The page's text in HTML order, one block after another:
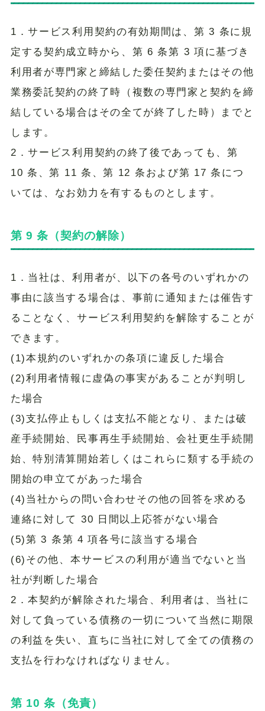
1．サービス利用契約の有効期間は、第 3 条に規
定する契約成立時から、第 6 条第 3 項に基づき
利用者が専門家と締結した委任契約またはその他
業務委託契約の終了時（複数の専門家と契約を締
結している場合はその全てが終了した時）までと
します。
2．サービス利用契約の終了後であっても、第
10 条、第 11 条、第 12 条および第 17 条につ
いては、なお効力を有するものとします。
第 9 条（契約の解除）
1．当社は、利用者が、以下の各号のいずれかの
事由に該当する場合は、事前に通知または催告す
ることなく、サービス利用契約を解除することが
できます。
(1)本規約のいずれかの条項に違反した場合
(2)利用者情報に虚偽の事実があることが判明し
た場合
(3)支払停止もしくは支払不能となり、または破
産手続開始、民事再生手続開始、会社更生手続開
始、特別清算開始若しくはこれらに類する手続の
開始の申立てがあった場合
(4)当社からの問い合わせその他の回答を求める
連絡に対して 30 日間以上応答がない場合
(5)第 3 条第 4 項各号に該当する場合
(6)その他、本サービスの利用が適当でないと当
社が判断した場合
2．本契約が解除された場合、利用者は、当社に
対して負っている債務の一切について当然に期限
の利益を失い、直ちに当社に対して全ての債務の
支払を行わなければなりません。
第 10 条（免責）